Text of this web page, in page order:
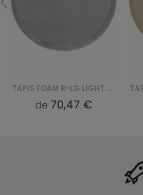
TAPIS FOAM R-LG LIGHT FLUFFIN ROUND - SZARY
de 70,47 €